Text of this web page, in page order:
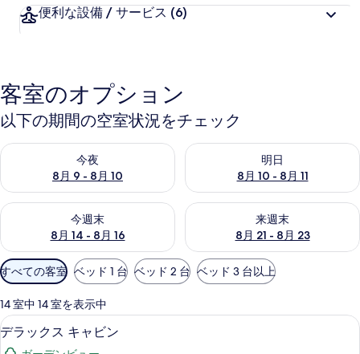
ー
ジ
ズ
の
写
真
ギ
ャ
ラ
リ
ー
便利な設備 / サービス (6)
客室のオプション
以下の期間の空室状況をチェック
今夜
8月 9 - 8月 10
今夜 8月 9 - 8月 10 の空室状況をチェック
明日
8月 10 - 8月 11
明日 8月 10 - 8月 11 の空室状
今週末
8月 14 - 8月 16
今週末 8月 14 - 8月 16 の空室状況をチェック
来週末
8月 21 - 8月 23
来週末 8月 21 - 8月 23 の空室
利
用
可
能
な
すべての客室 ベッド 1 台 ベッド 2 台 ベッド 3 台以上
14 室中 14 室を表示中
デ
ラ
デラックス キャビン | 1 室のベッド
4
デラックス キャビン